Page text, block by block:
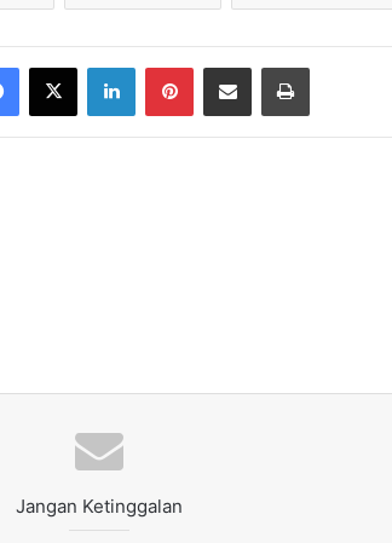
Facebook
X LinkedInPinterestShare via Email Print
Jangan Ketinggalan